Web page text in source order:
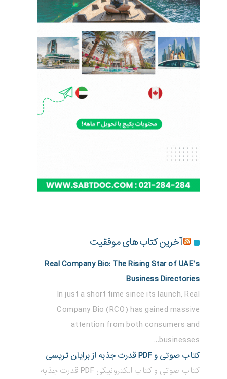
آخرین کتاب های موفقیت
Real Company Bio: The Rising Star of UAE’s
Business Directories
In just a short time since its launch, Real
Company Bio (RCO) has gained massive
attention from both consumers and
businesses...
کتاب صوتی و PDF قدرت جذبه از برایان تریسی
کتاب صوتی و کتاب الکترونیکی PDF قدرت جذبه